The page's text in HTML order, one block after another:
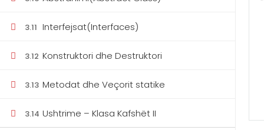
049 660 103
3.11 Interfejsat(Interfaces)
3.12 Konstruktori dhe Destruktori
3.13 Metodat dhe Veçorit statike
3.14 Ushtrime – Klasa Kafshët II